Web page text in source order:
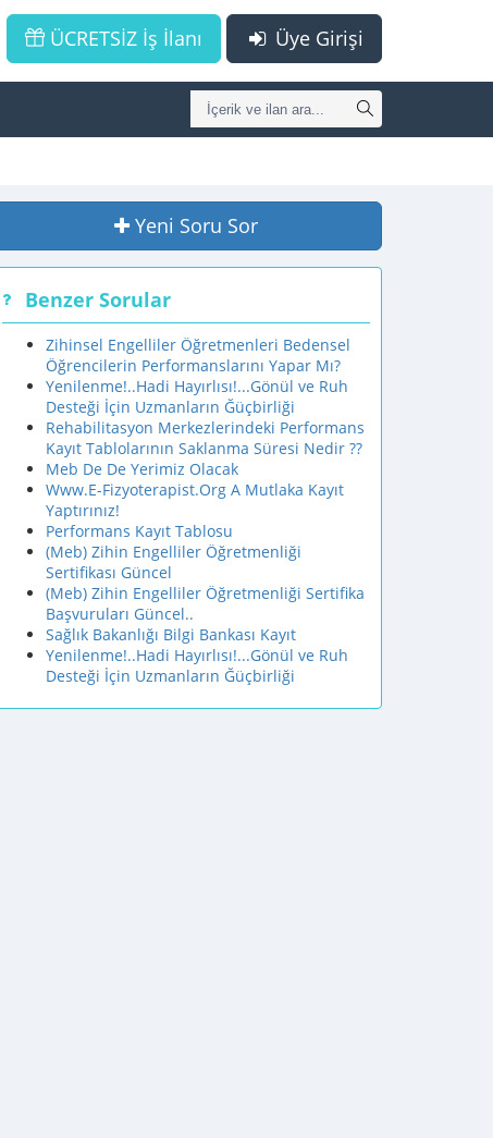
Üye Girişi
ÜCRETSİZ İş İlanı
Yeni Soru Sor
Benzer Sorular
Zihinsel Engelliler Öğretmenleri Bedensel
Öğrencilerin Performanslarını Yapar Mı?
Yenilenme!..Hadi Hayırlısı!...Gönül ve Ruh
Desteği İçin Uzmanların Ğüçbirliği
Rehabilitasyon Merkezlerindeki Performans
Kayıt Tablolarının Saklanma Süresi Nedir ??
Meb De De Yerimiz Olacak
Www.E-Fizyoterapist.Org A Mutlaka Kayıt
Yaptırınız!
Performans Kayıt Tablosu
(Meb) Zihin Engelliler Öğretmenliği
Sertifikası Güncel
(Meb) Zihin Engelliler Öğretmenliği Sertifika
Başvuruları Güncel..
Sağlık Bakanlığı Bilgi Bankası Kayıt
Yenilenme!..Hadi Hayırlısı!...Gönül ve Ruh
Desteği İçin Uzmanların Ğüçbirliği